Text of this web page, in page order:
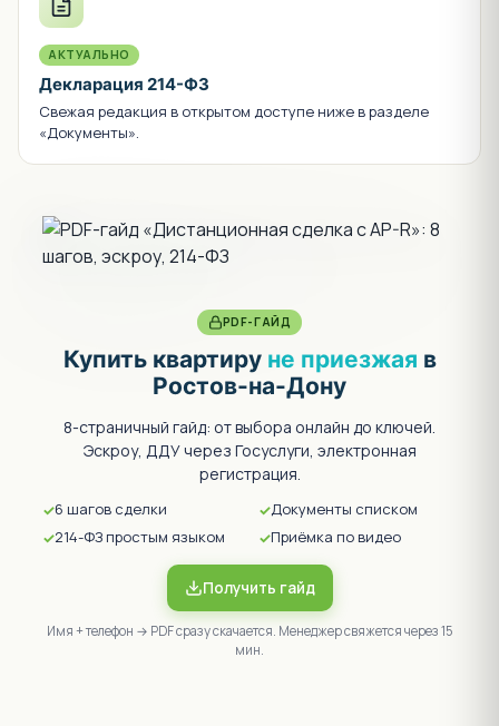
АКТУАЛЬНО
Декларация 214-ФЗ
Свежая редакция в открытом доступе ниже в разделе
«Документы».
PDF-ГАЙД
Купить квартиру не приезжая в
Ростов-на-Дону
8-страничный гайд: от выбора онлайн до ключей.
Эскроу, ДДУ через Госуслуги, электронная
регистрация.
6 шагов сделки
Документы списком
214-ФЗ простым языком
Приёмка по видео
Получить гайд
Имя + телефон → PDF сразу скачается. Менеджер свяжется через 15
мин.